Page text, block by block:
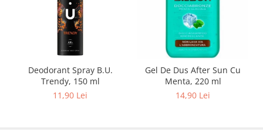
Deodorant Spray B.U.
Trendy, 150 ml
11,90 Lei
Gel De Dus After Sun Cu
Menta, 220 ml
14,90 Lei